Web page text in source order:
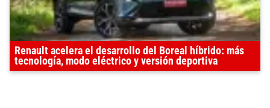
Renault acelera el desarrollo del Boreal híbrido: más
tecnología, modo eléctrico y versión deportiva